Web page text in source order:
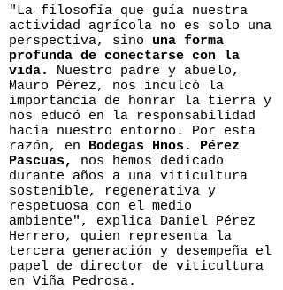
"La filosofía que guía nuestra
actividad agrícola no es solo una
perspectiva, sino una forma
profunda de conectarse con la
vida.
Nuestro padre y abuelo,
Mauro Pérez, nos inculcó la
importancia de honrar la tierra y
nos educó en la responsabilidad
hacia nuestro entorno. Por esta
razón, en Bodegas Hnos. Pérez
Pascuas,
nos hemos dedicado
durante años a una viticultura
sostenible, regenerativa y
respetuosa con el medio
ambiente", explica Daniel Pérez
Herrero, quien representa la
tercera generación y desempeña el
papel de director de viticultura
en Viña Pedrosa.